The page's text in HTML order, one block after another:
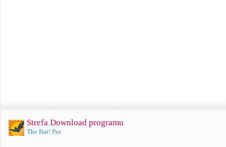
Strefa Download programu
The Bat! Pro